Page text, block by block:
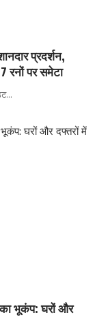
प्रदर्शन,
रनों पर समेटा
का भूकंप: घरों और